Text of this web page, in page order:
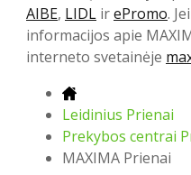
AIBE, LIDL irePromo.
informacijos apie
interneto svetainėje
Leidinius Prienai
Prekybos centrai
MAXIMA Prienai